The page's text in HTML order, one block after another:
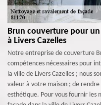
Brun couverture pour
à Livers Cazelles
Notre entreprise de couverture
compétences nécessaires pour
la ville de Livers Cazelles ; nous
valeur à votre maison ; de
esthétique. Pour vous fournir les